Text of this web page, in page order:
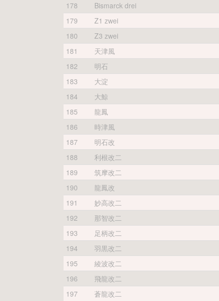
178
Bismarck drei
179
Z1 zwei
180
Z3 zwei
181
天津風
182
明石
183
大淀
184
大鯨
185
龍鳳
186
時津風
187
明石改
188
利根改二
189
筑摩改二
190
龍鳳改
191
妙高改二
192
那智改二
193
足柄改二
194
羽黒改二
195
綾波改二
196
飛龍改二
197
蒼龍改二